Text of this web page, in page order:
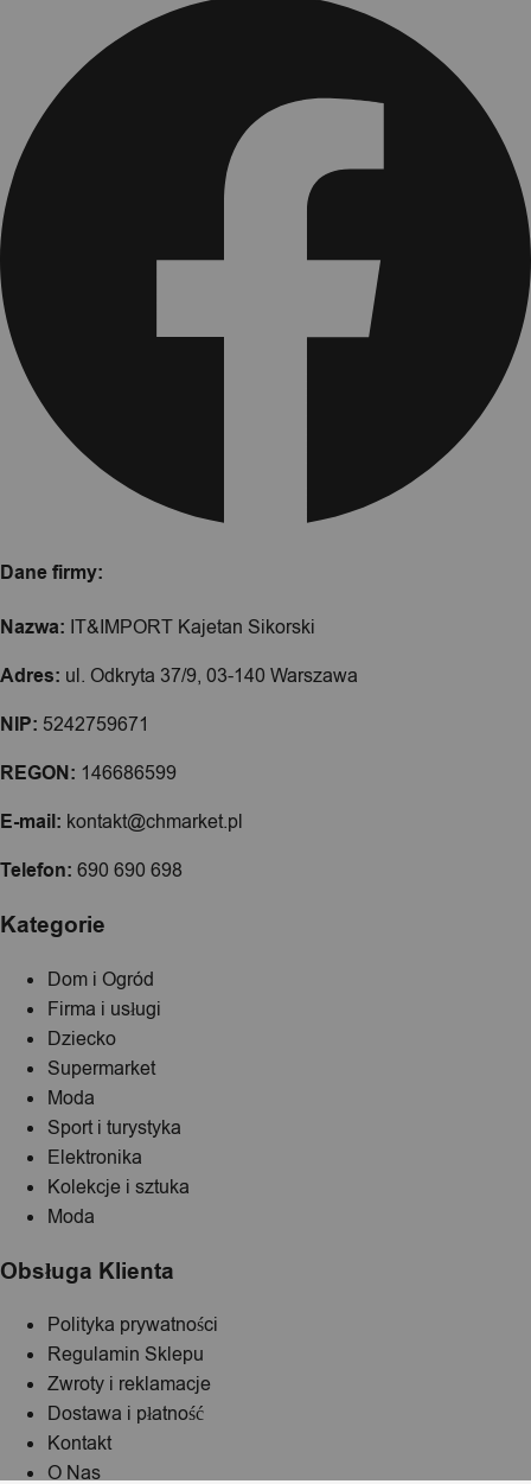
Dane firmy:
Nazwa: IT&IMPORT Kajetan Sikorski
Adres: ul. Odkryta 37/9, 03-140 Warszawa
NIP: 5242759671
REGON: 146686599
E-mail: kontakt@chmarket.pl
Telefon: 690 690 698
Kategorie
Dom i Ogród
Firma i usługi
Dziecko
Supermarket
Moda
Sport i turystyka
Elektronika
Kolekcje i sztuka
Moda
Obsługa Klienta
Polityka prywatności
Regulamin Sklepu
Zwroty i reklamacje
Dostawa i płatność
Kontakt
O Nas